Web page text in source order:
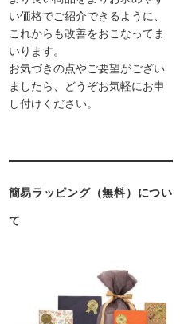
い価格でご紹介できるように、
これからも改善をおこなってま
いります。
お気づきの点やご要望がござい
ましたら、どうぞお気軽にお申
し付けください。
簡易ラッピング（無料）につい
て